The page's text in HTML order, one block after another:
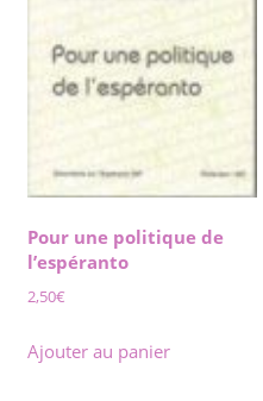
Pour une politique de
l’espéranto
2,50€
Ajouter au panier